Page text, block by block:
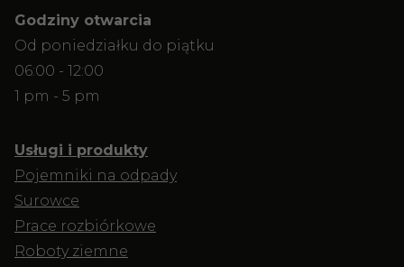
Godziny otwarcia
Od poniedziałku do piątku
06:00 - 12:00
1 pm - 5 pm
Usługi i produkty
Pojemniki na odpady
Surowce
Prace rozbiórkowe
Roboty ziemne